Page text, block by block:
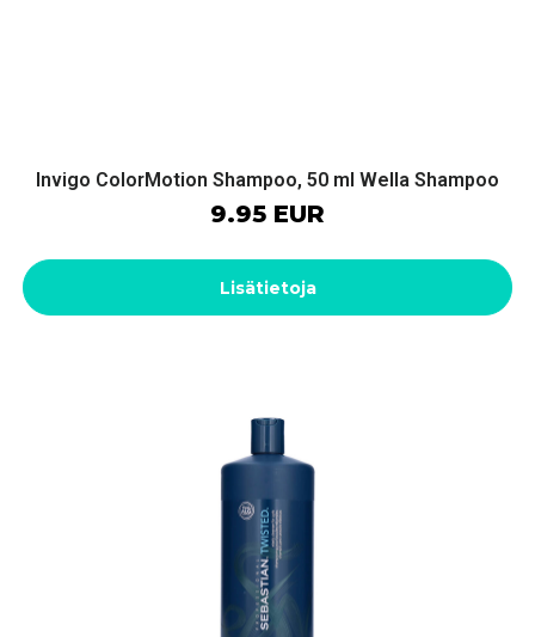
Invigo ColorMotion Shampoo, 50 ml Wella Shampoo
9.95 EUR
Lisätietoja